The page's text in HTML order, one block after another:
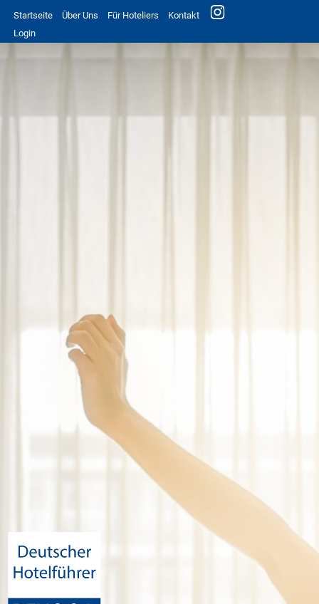
Startseite Über Uns Für Hoteliers
Kontakt
Login